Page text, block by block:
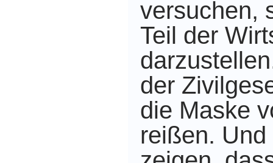
versuchen,
Teil der
der
die Maske
reißen.